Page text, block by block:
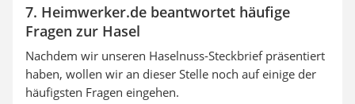
7. Heimwerker.de beantwortet häufige
Fragen zur Hasel
Nachdem wir unseren Haselnuss-Steckbrief präsentiert
haben, wollen wir an dieser Stelle noch auf einige der
häufigsten Fragen eingehen.